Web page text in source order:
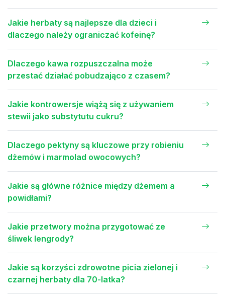
Jakie herbaty są najlepsze dla dzieci i
dlaczego należy ograniczać kofeinę?
Dlaczego kawa rozpuszczalna może
przestać działać pobudzająco z czasem?
Jakie kontrowersje wiążą się z używaniem
stewii jako substytutu cukru?
Dlaczego pektyny są kluczowe przy robieniu
dżemów i marmolad owocowych?
Jakie są główne różnice między dżemem a
powidłami?
Jakie przetwory można przygotować ze
śliwek lengrody?
Jakie są korzyści zdrowotne picia zielonej i
czarnej herbaty dla 70-latka?